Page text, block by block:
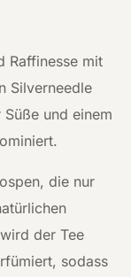
Raffinesse mit
Silverneedle
und einem
die nur
der Tee
sodass